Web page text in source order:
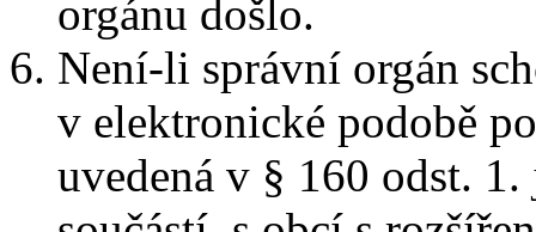
orgánu došlo.
Není-li správní orgán
v elektronické podobě
uvedená v § 160 odst.